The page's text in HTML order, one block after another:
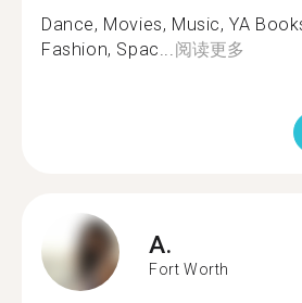
Dance, Movies, Music, YA
Fashion, Spac...阅读更多
A.
Fort Worth